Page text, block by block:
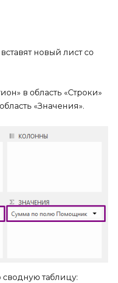
новый лист со
в область «Строки»
«Значения».
сводную таблицу: